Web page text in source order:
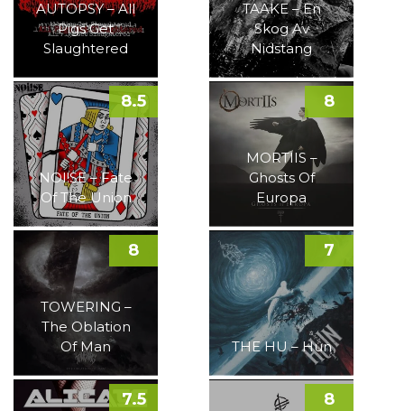
AUTOPSY – All
Pigs Get
Slaughtered
TAAKE – En
Skog Av
Nidstang
NOI!SE – Fate
Of The Union
8.5
MORTIIS –
Ghosts Of
Europa
8
TOWERING –
The Oblation
Of Man
8
THE HU – Hun
7
7.5 8